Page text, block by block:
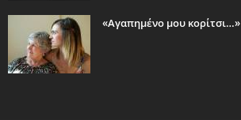
«Αγαπημένο μου κορίτσι…»